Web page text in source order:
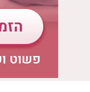
• עיסוי אבנים חמות
• טיפול קלאסי